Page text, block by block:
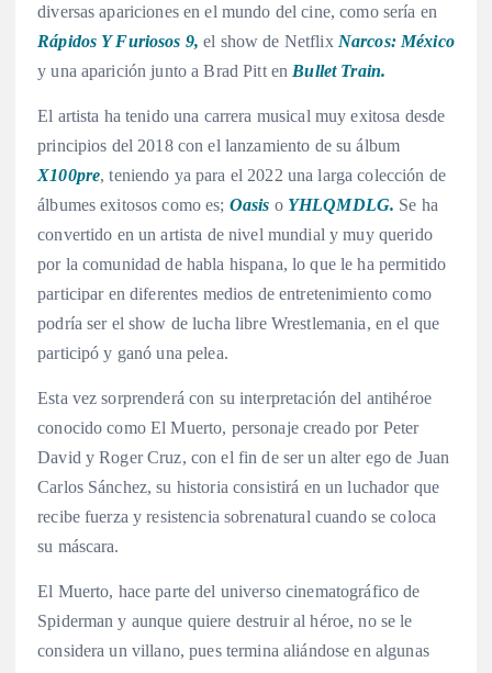
diversas apariciones en el mundo del cine, como sería en
Rápidos Y Furiosos 9, el show de Netflix Narcos: México
y una aparición junto a Brad Pitt en Bullet Train.
El artista ha tenido una carrera musical muy exitosa desde
principios del 2018 con el lanzamiento de su álbum
X100pre, teniendo ya para el 2022 una larga colección de
álbumes exitosos como es; Oasis o YHLQMDLG. Se ha
convertido en un artista de nivel mundial y muy querido
por la comunidad de habla hispana, lo que le ha permitido
participar en diferentes medios de entretenimiento como
podría ser el show de lucha libre Wrestlemania, en el que
participó y ganó una pelea.
Esta vez sorprenderá con su interpretación del antihéroe
conocido como El Muerto, personaje creado por Peter
David y Roger Cruz, con el fin de ser un alter ego de Juan
Carlos Sánchez, su historia consistirá en un luchador que
recibe fuerza y resistencia sobrenatural cuando se coloca
su máscara.
El Muerto, hace parte del universo cinematográfico de
Spiderman y aunque quiere destruir al héroe, no se le
considera un villano, pues termina aliándose en algunas